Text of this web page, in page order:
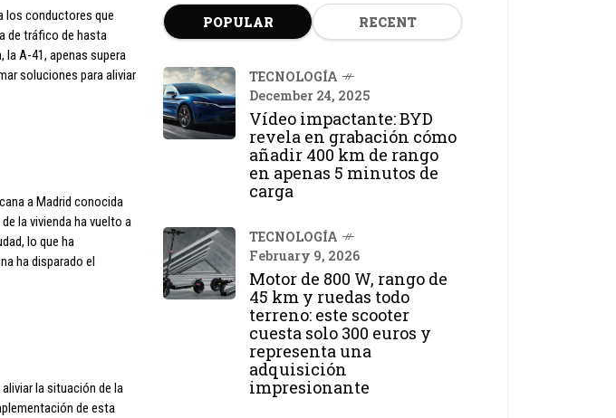
los conductores que
de tráfico de hasta
la A-41, apenas supera
soluciones para aliviar
a Madrid conocida
la vivienda ha vuelto a
lo que ha
ha disparado el
la situación de la
de esta
POPULAR RECENT
TECNOLOGÍA
December 24, 2025
Vídeo impactante: BYD
revela en grabación cómo
añadir 400 km de rango
en apenas 5 minutos de
carga
TECNOLOGÍA
February 9, 2026
Motor de 800 W, rango de
45 km y ruedas todo
terreno: este scooter
cuesta solo 300 euros y
representa una
adquisición
impresionante